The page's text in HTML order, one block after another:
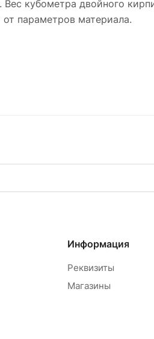
Вес кубометра двойного
параметров материала.
Информация
Реквизиты
Магазины